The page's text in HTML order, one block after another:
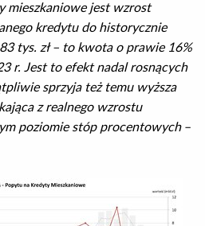
mieszkaniowe jest wzrost
kredytu do historycznie
tys. zł – to kwota o prawie 16%
r. Jest to efekt nadal rosnących
sprzyja też temu wyższa
z realnego wzrostu
poziomie stóp procentowych –